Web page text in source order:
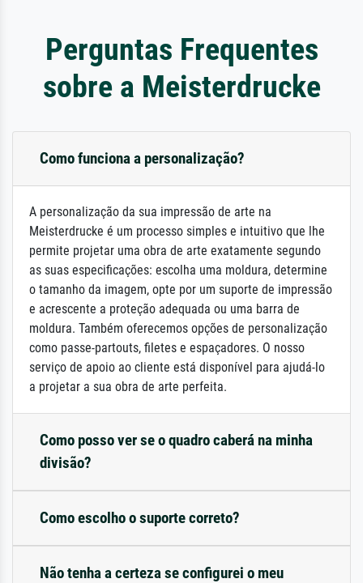
Perguntas Frequentes
sobre a Meisterdrucke
Como funciona a personalização?
A personalização da sua impressão de arte na
Meisterdrucke é um processo simples e intuitivo que lhe
permite projetar uma obra de arte exatamente segundo
as suas especificações: escolha uma moldura, determine
o tamanho da imagem, opte por um suporte de impressão
e acrescente a proteção adequada ou uma barra de
moldura. Também oferecemos opções de personalização
como passe-partouts, filetes e espaçadores. O nosso
serviço de apoio ao cliente está disponível para ajudá-lo
a projetar a sua obra de arte perfeita.
Como posso ver se o quadro caberá na minha
divisão?
Como escolho o suporte correto?
Não tenha a certeza se configurei o meu